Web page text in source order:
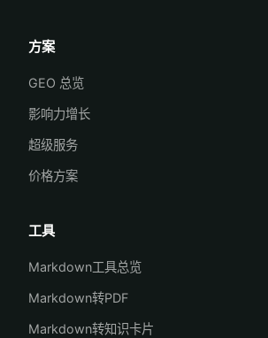
方案
GEO 总览
影响力增长
超级服务
价格方案
工具
Markdown工具总览
Markdown转PDF
Markdown转知识卡片